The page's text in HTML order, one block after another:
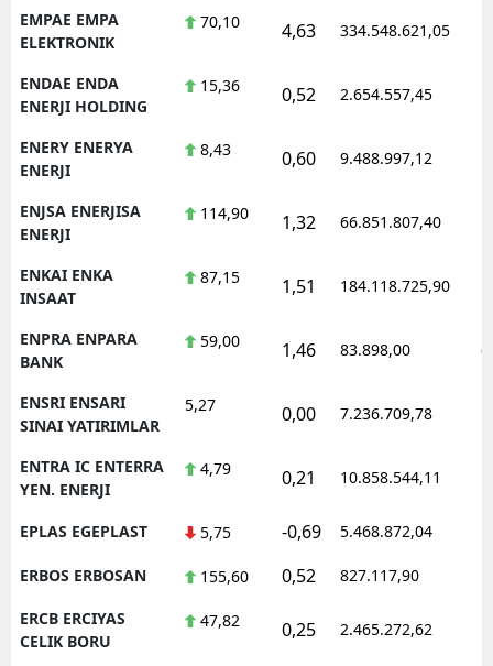
EMPAE EMPA
ELEKTRONIK
70,10 4,63 334.548.621,05
ENDAE ENDA
ENERJI HOLDING
15,36 0,52 2.654.557,45
ENERY ENERYA
ENERJI
8,43 0,60 9.488.997,12
ENJSA ENERJISA
ENERJI
114,90 1,32 66.851.807,40
ENKAI ENKA
INSAAT
87,15 1,51 184.118.725,90
ENPRA ENPARA
BANK
59,00 1,46 83.898,00
ENSRI ENSARI
SINAI YATIRIMLAR
5,27 0,00 7.236.709,78
ENTRA IC ENTERRA
YEN. ENERJI
4,79 0,21 10.858.544,11
EPLAS EGEPLAST 5,75 -0,69 5.468.872,04
ERBOS ERBOSAN 155,60 0,52 827.117,90
ERCB ERCIYAS
CELIK BORU
47,82 0,25 2.465.272,62